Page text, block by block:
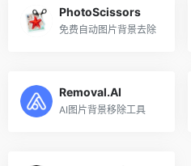
PhotoScissors
免费自动图片背景去除
Removal.AI
AI图片背景移除工具